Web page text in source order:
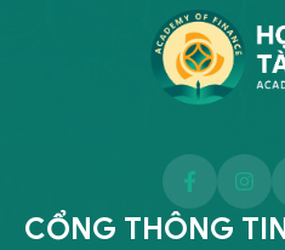
CỔNG THÔNG